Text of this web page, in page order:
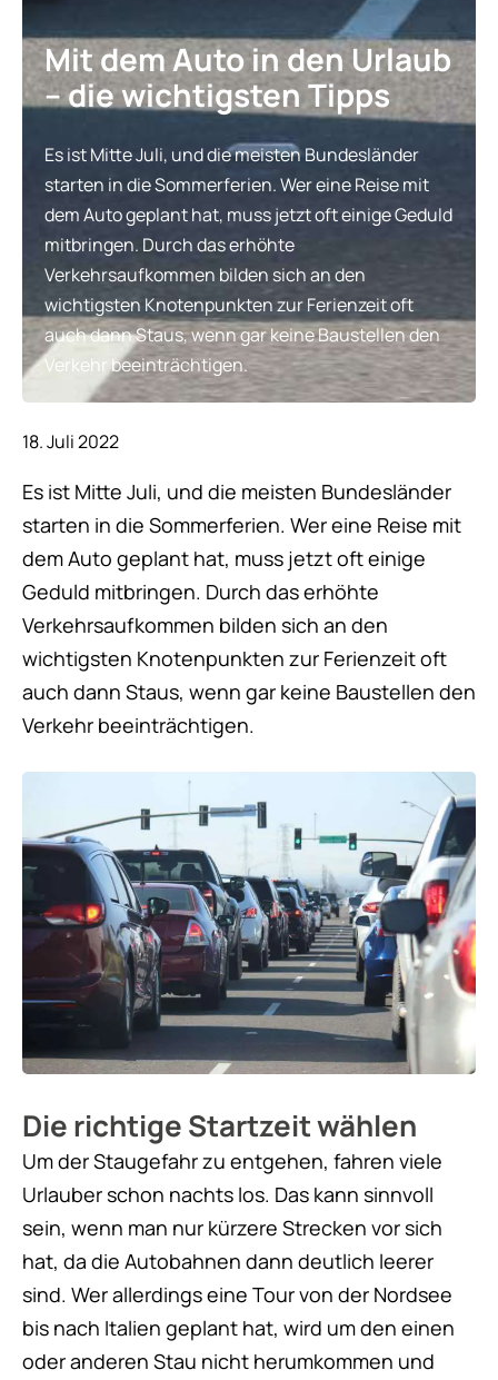
Mit dem Auto in den Urlaub
– die wichtigsten Tipps
Es ist Mitte Juli, und die meisten Bundesländer
starten in die Sommerferien. Wer eine Reise mit
dem Auto geplant hat, muss jetzt oft einige Geduld
mitbringen. Durch das erhöhte
Verkehrsaufkommen bilden sich an den
wichtigsten Knotenpunkten zur Ferienzeit oft
auch dann Staus, wenn gar keine Baustellen den
Verkehr beeinträchtigen.
18. Juli 2022
Es ist Mitte Juli, und die meisten Bundesländer
starten in die Sommerferien. Wer eine Reise mit
dem Auto geplant hat, muss jetzt oft einige
Geduld mitbringen. Durch das erhöhte
Verkehrsaufkommen bilden sich an den
wichtigsten Knotenpunkten zur Ferienzeit oft
auch dann Staus, wenn gar keine Baustellen den
Verkehr beeinträchtigen.
Die richtige Startzeit wählen
Um der Staugefahr zu entgehen, fahren viele
Urlauber schon nachts los. Das kann sinnvoll
sein, wenn man nur kürzere Strecken vor sich
hat, da die Autobahnen dann deutlich leerer
sind. Wer allerdings eine Tour von der Nordsee
bis nach Italien geplant hat, wird um den einen
oder anderen Stau nicht herumkommen und